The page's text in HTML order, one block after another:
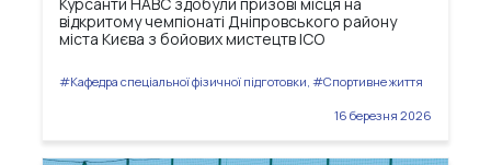
відкритому чемпіонаті Дніпровського району
міста Києва з бойових мистецтв ІСО
#Кафедра спеціальної фізичної підготовки, #Спортивне життя
16 березня 2026